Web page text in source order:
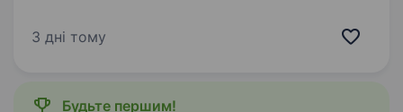
мангальщика та піцайоло, які люблять свою
Досвід роботи…
3 дні тому
Будьте першим!